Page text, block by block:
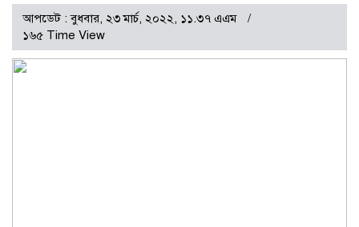
আপডেট : বুধবার, ২৩ মার্চ, ২০২২, ১১.৩৭ এএম
১৬৫ Time View